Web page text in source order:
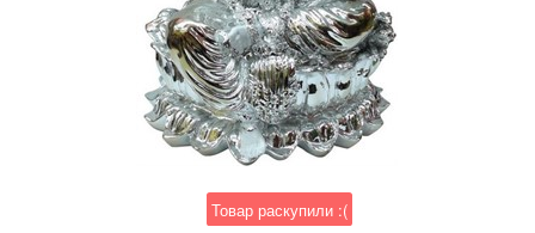
Товар раскупили :(